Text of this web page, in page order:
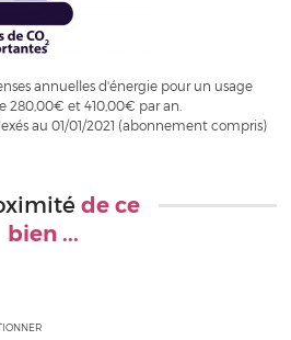
annuelles d'énergie pour un usage
280,00€ et 410,00€ par an.
au 01/01/2021 (abonnement compris)
de ce
bien ...